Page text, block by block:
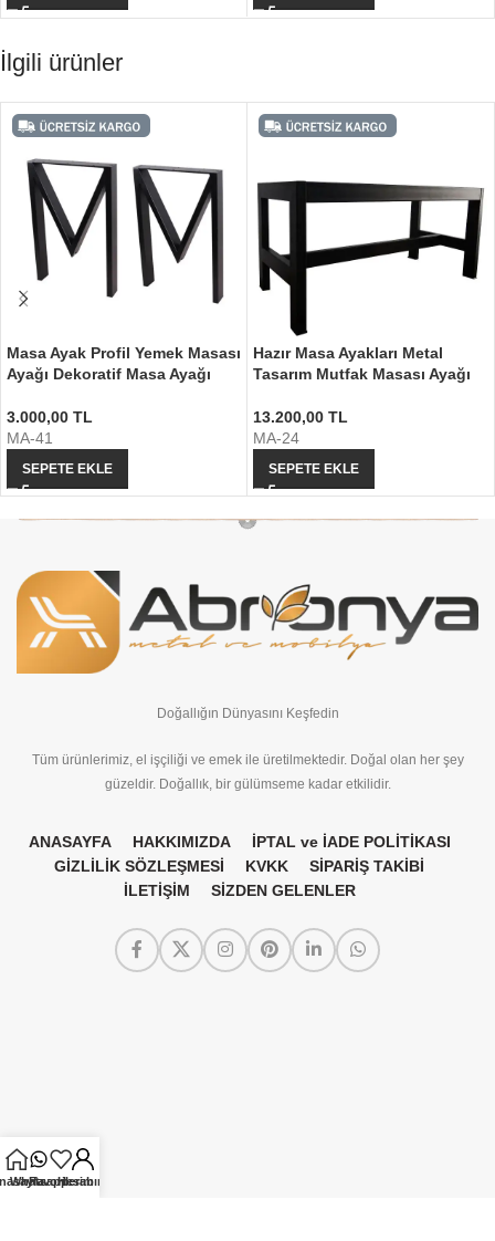
İlgili ürünler
Masa Ayak Profil Yemek Masası
Ayağı Dekoratif Masa Ayağı
3.000,00 TL
MA-41
SEPETE EKLE
Hazır Masa Ayakları Metal
Tasarım Mutfak Masası Ayağı
13.200,00 TL
MA-24
SEPETE EKLE
Doğallığın Dünyasını Keşfedin
Tüm ürünlerimiz, el işçiliği ve emek ile üretilmektedir. Doğal olan her şey
güzeldir. Doğallık, bir gülümseme kadar etkilidir.
ANASAYFA HAKKIMIZDA
İPTAL ve İADE POLİTİKASI
GİZLİLİK SÖZLEŞMESİ
KVKK
SİPARİŞ TAKİBİ
İLETİŞİM
SİZDEN GELENLER
Whatsapp
Favorilerim
Hesabım